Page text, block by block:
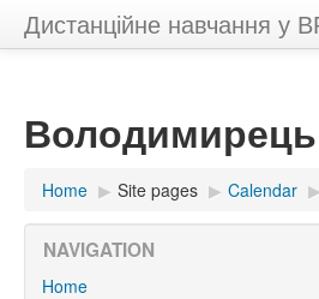
Дистанційне навчання у
Home ▶︎ Site pages ▶︎ Calendar ▶︎
NAVIGATION
Home